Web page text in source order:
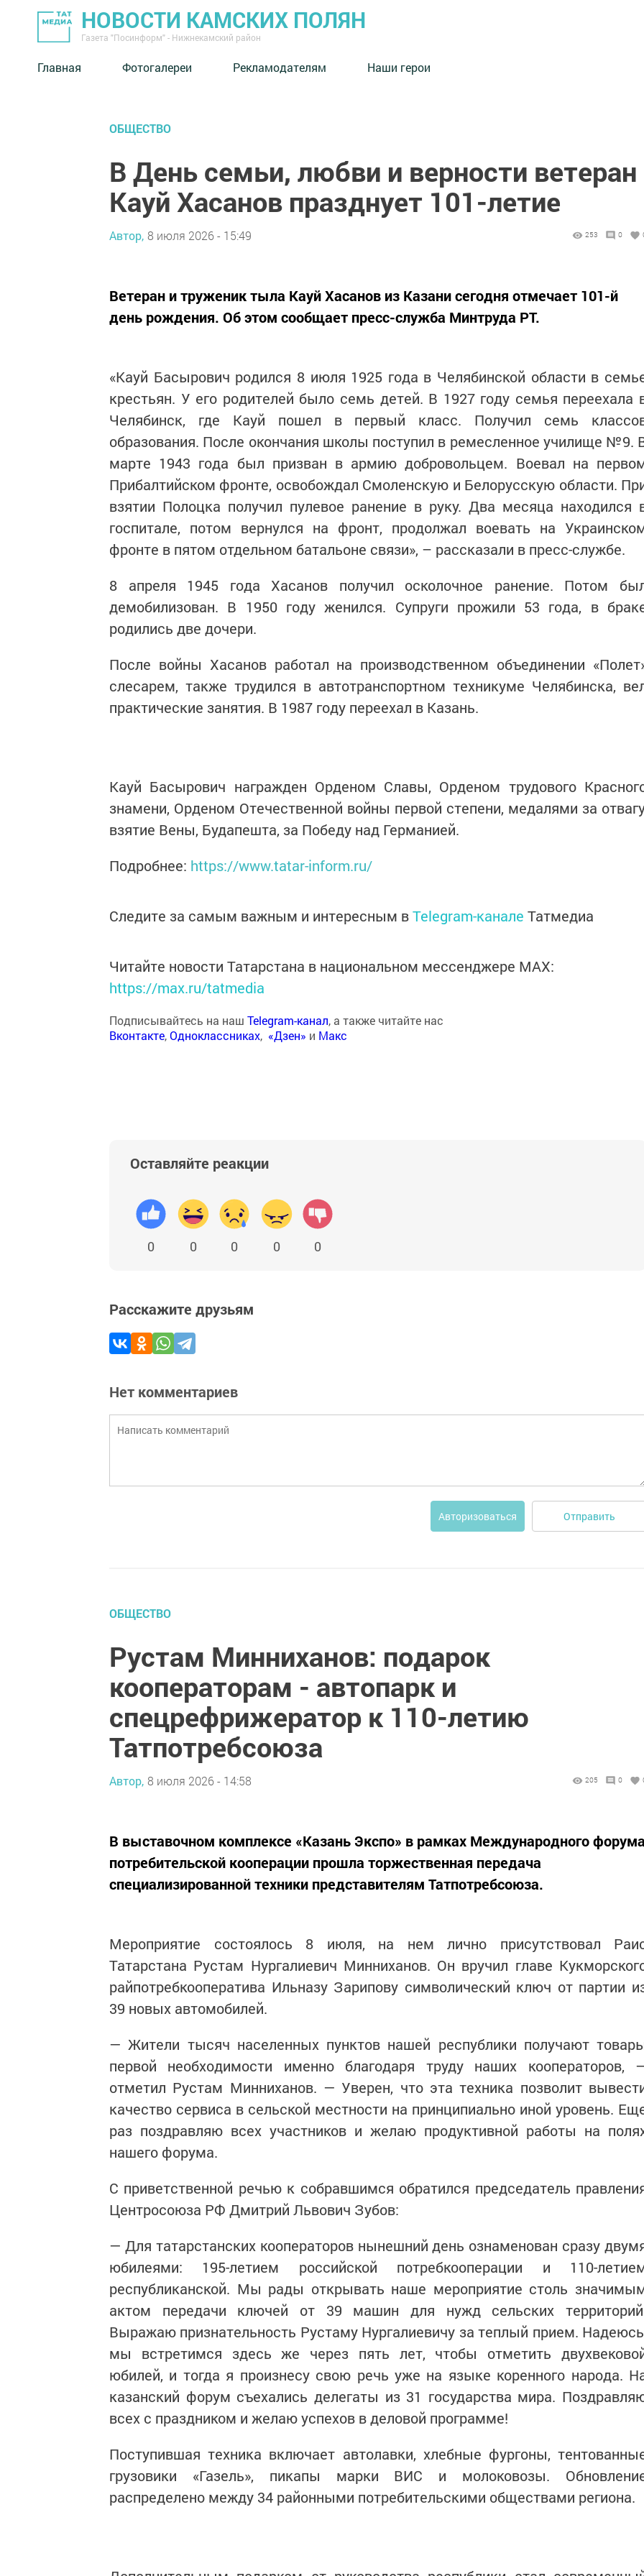
НОВОСТИ КАМСКИХ ПОЛЯН
Газета "Посинформ" - Нижнекамский район
Главная Фотогалереи Рекламодателям Наши герои
ОБЩЕСТВО
В День семьи, любви и верности ветеран
Кауй Хасанов празднует 101-летие
Автор, 8 июля 2026 - 15:49 253 0
Ветеран и труженик тыла Кауй Хасанов из Казани сегодня отмечает 101-й
день рождения. Об этом сообщает пресс-служба Минтруда РТ.
«Кауй Басырович родился 8 июля 1925 года в Челябинской области в
крестьян. У его родителей было семь детей. В 1927 году семья переехала
Челябинск, где Кауй пошел в первый класс. Получил семь
образования. После окончания школы поступил в ремесленное училище №9.
марте 1943 года был призван в армию добровольцем. Воевал на
Прибалтийском фронте, освобождал Смоленскую и Белорусскую области.
взятии Полоцка получил пулевое ранение в руку. Два месяца находился
госпитале, потом вернулся на фронт, продолжал воевать на
фронте в пятом отдельном батальоне связи», – рассказали в пресс-службе.
8 апреля 1945 года Хасанов получил осколочное ранение. Потом
демобилизован. В 1950 году женился. Супруги прожили 53 года, в
родились две дочери.
После войны Хасанов работал на производственном объединении
слесарем, также трудился в автотранспортном техникуме Челябинска,
практические занятия. В 1987 году переехал в Казань.
Кауй Басырович награжден Орденом Славы, Орденом трудового
знамени, Орденом Отечественной войны первой степени, медалями за
взятие Вены, Будапешта, за Победу над Германией.
Подробнее: https://www.tatar-inform.ru/
Следите за самым важным и интересным вTelegram-канале Татмедиа
Читайте новости Татарстана в национальном мессенджере MАХ:
https://max.ru/tatmedia
Подписывайтесь на наш Telegram-канал, а также читайте нас
Вконтакте,Одноклассниках, «Дзен» и Макс
Оставляйте реакции
0 0 0 0 0
Расскажите друзьям
Нет комментариев
Авторизоваться Отправить
ОБЩЕСТВО
Рустам Минниханов: подарок
кооператорам - автопарк и
спецрефрижератор к 110-летию
Татпотребсоюза
Автор, 8 июля 2026 - 14:58 205 0
В выставочном комплексе «Казань Экспо» в рамках Международного форума
потребительской кооперации прошла торжественная передача
специализированной техники представителям Татпотребсоюза.
Мероприятие состоялось 8 июля, на нем лично присутствовал
Татарстана Рустам Нургалиевич Минниханов. Он вручил главе
райпотребкооператива Ильназу Зарипову символический ключ от партии
39 новых автомобилей.
— Жители тысяч населенных пунктов нашей республики получают
первой необходимости именно благодаря труду наших кооператоров,
отметил Рустам Минниханов. — Уверен, что эта техника позволит
качество сервиса в сельской местности на принципиально иной уровень.
раз поздравляю всех участников и желаю продуктивной работы на
нашего форума.
С приветственной речью к собравшимся обратился председатель
Центросоюза РФ Дмитрий Львович Зубов:
— Для татарстанских кооператоров нынешний день ознаменован сразу
юбилеями: 195-летием российской потребкооперации и 110-
республиканской. Мы рады открывать наше мероприятие столь
актом передачи ключей от 39 машин для нужд сельских
Выражаю признательность Рустаму Нургалиевичу за теплый прием.
мы встретимся здесь же через пять лет, чтобы отметить
юбилей, и тогда я произнесу свою речь уже на языке коренного народа.
казанский форум съехались делегаты из 31 государства мира.
всех с праздником и желаю успехов в деловой программе!
Поступившая техника включает автолавки, хлебные фургоны,
грузовики «Газель», пикапы марки ВИС и молоковозы.
распределено между 34 районными потребительскими обществами региона.